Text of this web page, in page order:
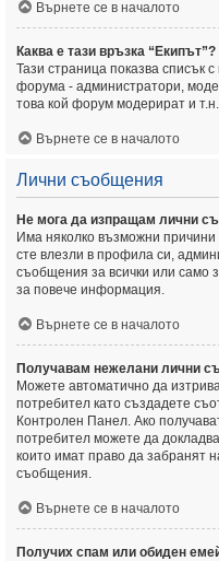
Върнете се в началото
Каква е тази връзка “Екипът”?
Тази страница показва списък
форума - администратори,
това кой форум модерират и т.н.
Върнете се в началото
Лични съобщения
Не мога да изпращам лични
Има няколко възможни причини
сте влезли в профила си,
съобщения за всички или само
за повече информация.
Върнете се в началото
Получавам нежелани лични
Можете автоматично да
потребител като създадете
Контролен Панел. Ако
потребител можете да
които имат право да забранят
съобщения.
Върнете се в началото
Получих спам или обиден